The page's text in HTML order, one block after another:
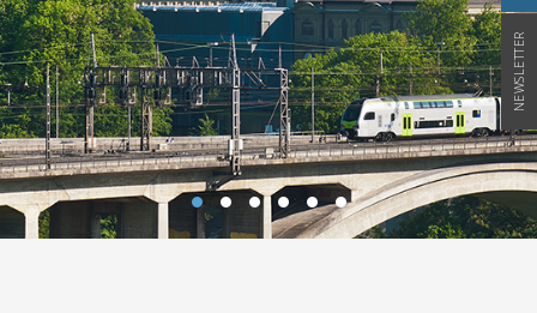
NEWSLETTER